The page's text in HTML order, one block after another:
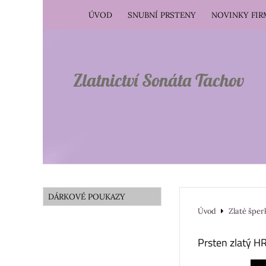
Zlatnictví Sonáta Tachov
ÚVOD SNUBNÍ PRSTENY NOVINKY
Úvod Zlaté
Prsten zlatý
DÁRKOVÉ POUKAZY